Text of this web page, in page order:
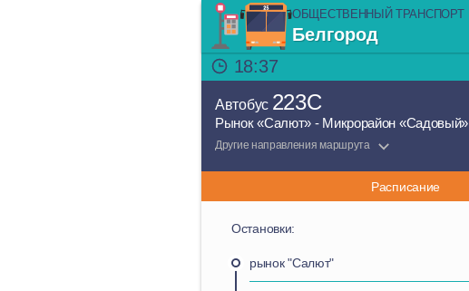
ОБЩЕСТВЕННЫЙ ТРАНСПОРТ
Белгород
18:37
Автобус 223С
Рынок «Салют» - Микрорайон «Садовый»
Другие направления маршрута
Расписание
Остановки:
рынок "Салют"